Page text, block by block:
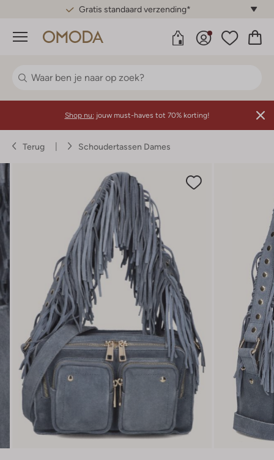
Gratis standaard verzending*
Menu
Shop nu: jouw must-haves tot 70% korting!
Terug Schoudertassen Dames